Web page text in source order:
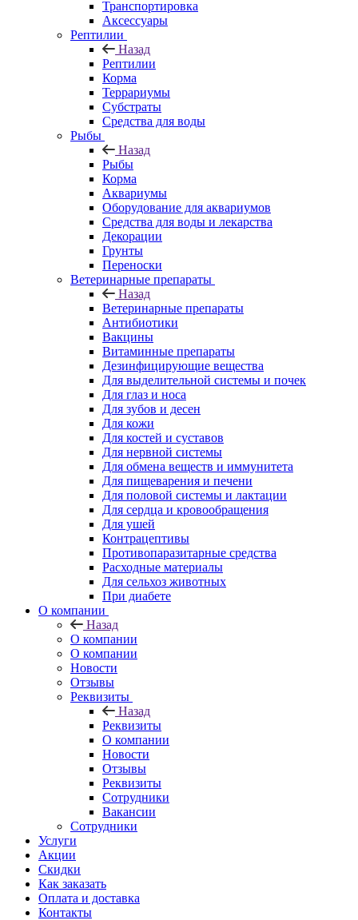
Транспортировка
Аксессуары
Рептилии
Назад
Рептилии
Корма
Террариумы
Субстраты
Средства для воды
Рыбы
Назад
Рыбы
Корма
Аквариумы
Оборудование для аквариумов
Средства для воды и лекарства
Декорации
Грунты
Переноски
Ветеринарные препараты
Назад
Ветеринарные препараты
Антибиотики
Вакцины
Витаминные препараты
Дезинфицирующие вещества
Для выделительной системы и почек
Для глаз и носа
Для зубов и десен
Для кожи
Для костей и суставов
Для нервной системы
Для обмена веществ и иммунитета
Для пищеварения и печени
Для половой системы и лактации
Для сердца и кровообращения
Для ушей
Контрацептивы
Противопаразитарные средства
Расходные материалы
Для сельхоз животных
При диабете
О компании
Назад
О компании
О компании
Новости
Отзывы
Реквизиты
Назад
Реквизиты
О компании
Новости
Отзывы
Реквизиты
Сотрудники
Вакансии
Сотрудники
Услуги
Акции
Скидки
Как заказать
Оплата и доставка
Контакты